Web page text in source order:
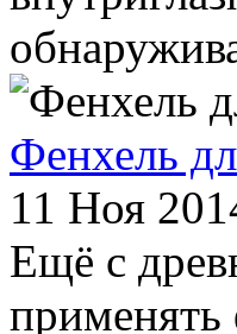
Фенхель
11 Ноя
Ещё с
применять